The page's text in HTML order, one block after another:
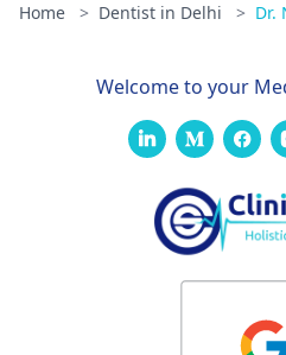
Home > Dentist in Delhi > Dr.
Welcome to your